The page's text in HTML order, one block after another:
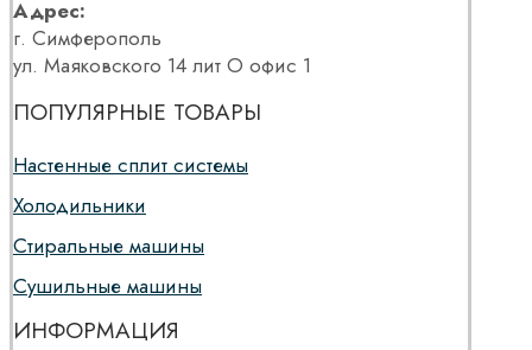
Адрес:
г. Симферополь
ул. Маяковского 14 лит О офис 1
ПОПУЛЯРНЫЕ ТОВАРЫ
Настенные сплит системы
Холодильники
Стиральные машины
Сушильные машины
ИНФОРМАЦИЯ